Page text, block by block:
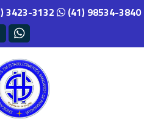
3423-3132 (41) 98534-3840